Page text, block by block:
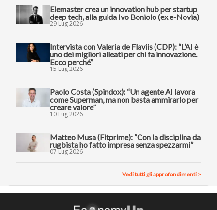
Elemaster crea un innovation hub per startup
deep tech, alla guida Ivo Boniolo (ex e-Novia)
29 Lug 2026
Intervista con Valeria de Flaviis (CDP): “L’AI è
uno dei migliori alleati per chi fa innovazione.
Ecco perché”
15 Lug 2026
Paolo Costa (Spindox): “Un agente AI lavora
come Superman, ma non basta ammirarlo per
creare valore”
10 Lug 2026
Matteo Musa (Fitprime): “Con la disciplina da
rugbista ho fatto impresa senza spezzarmi”
07 Lug 2026
Vedi tutti gli approfondimenti >